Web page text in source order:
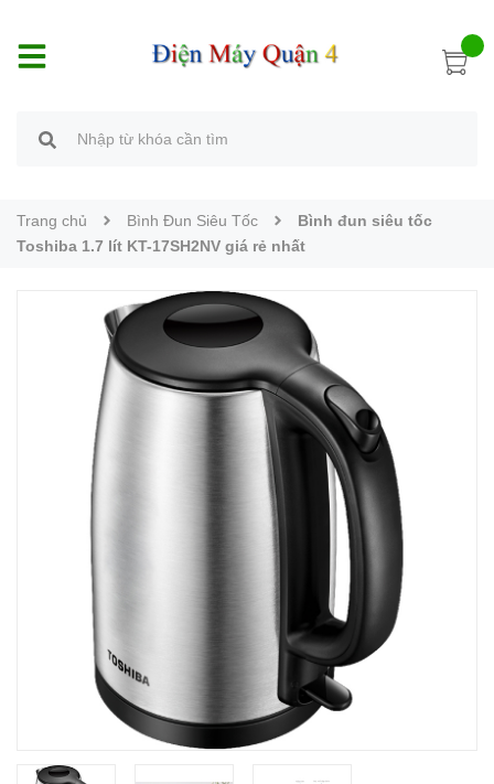
Trang chủ Bình Đun Siêu Tốc
Bình đun siêu tốc
Toshiba 1.7 lít KT-17SH2NV giá rẻ nhất